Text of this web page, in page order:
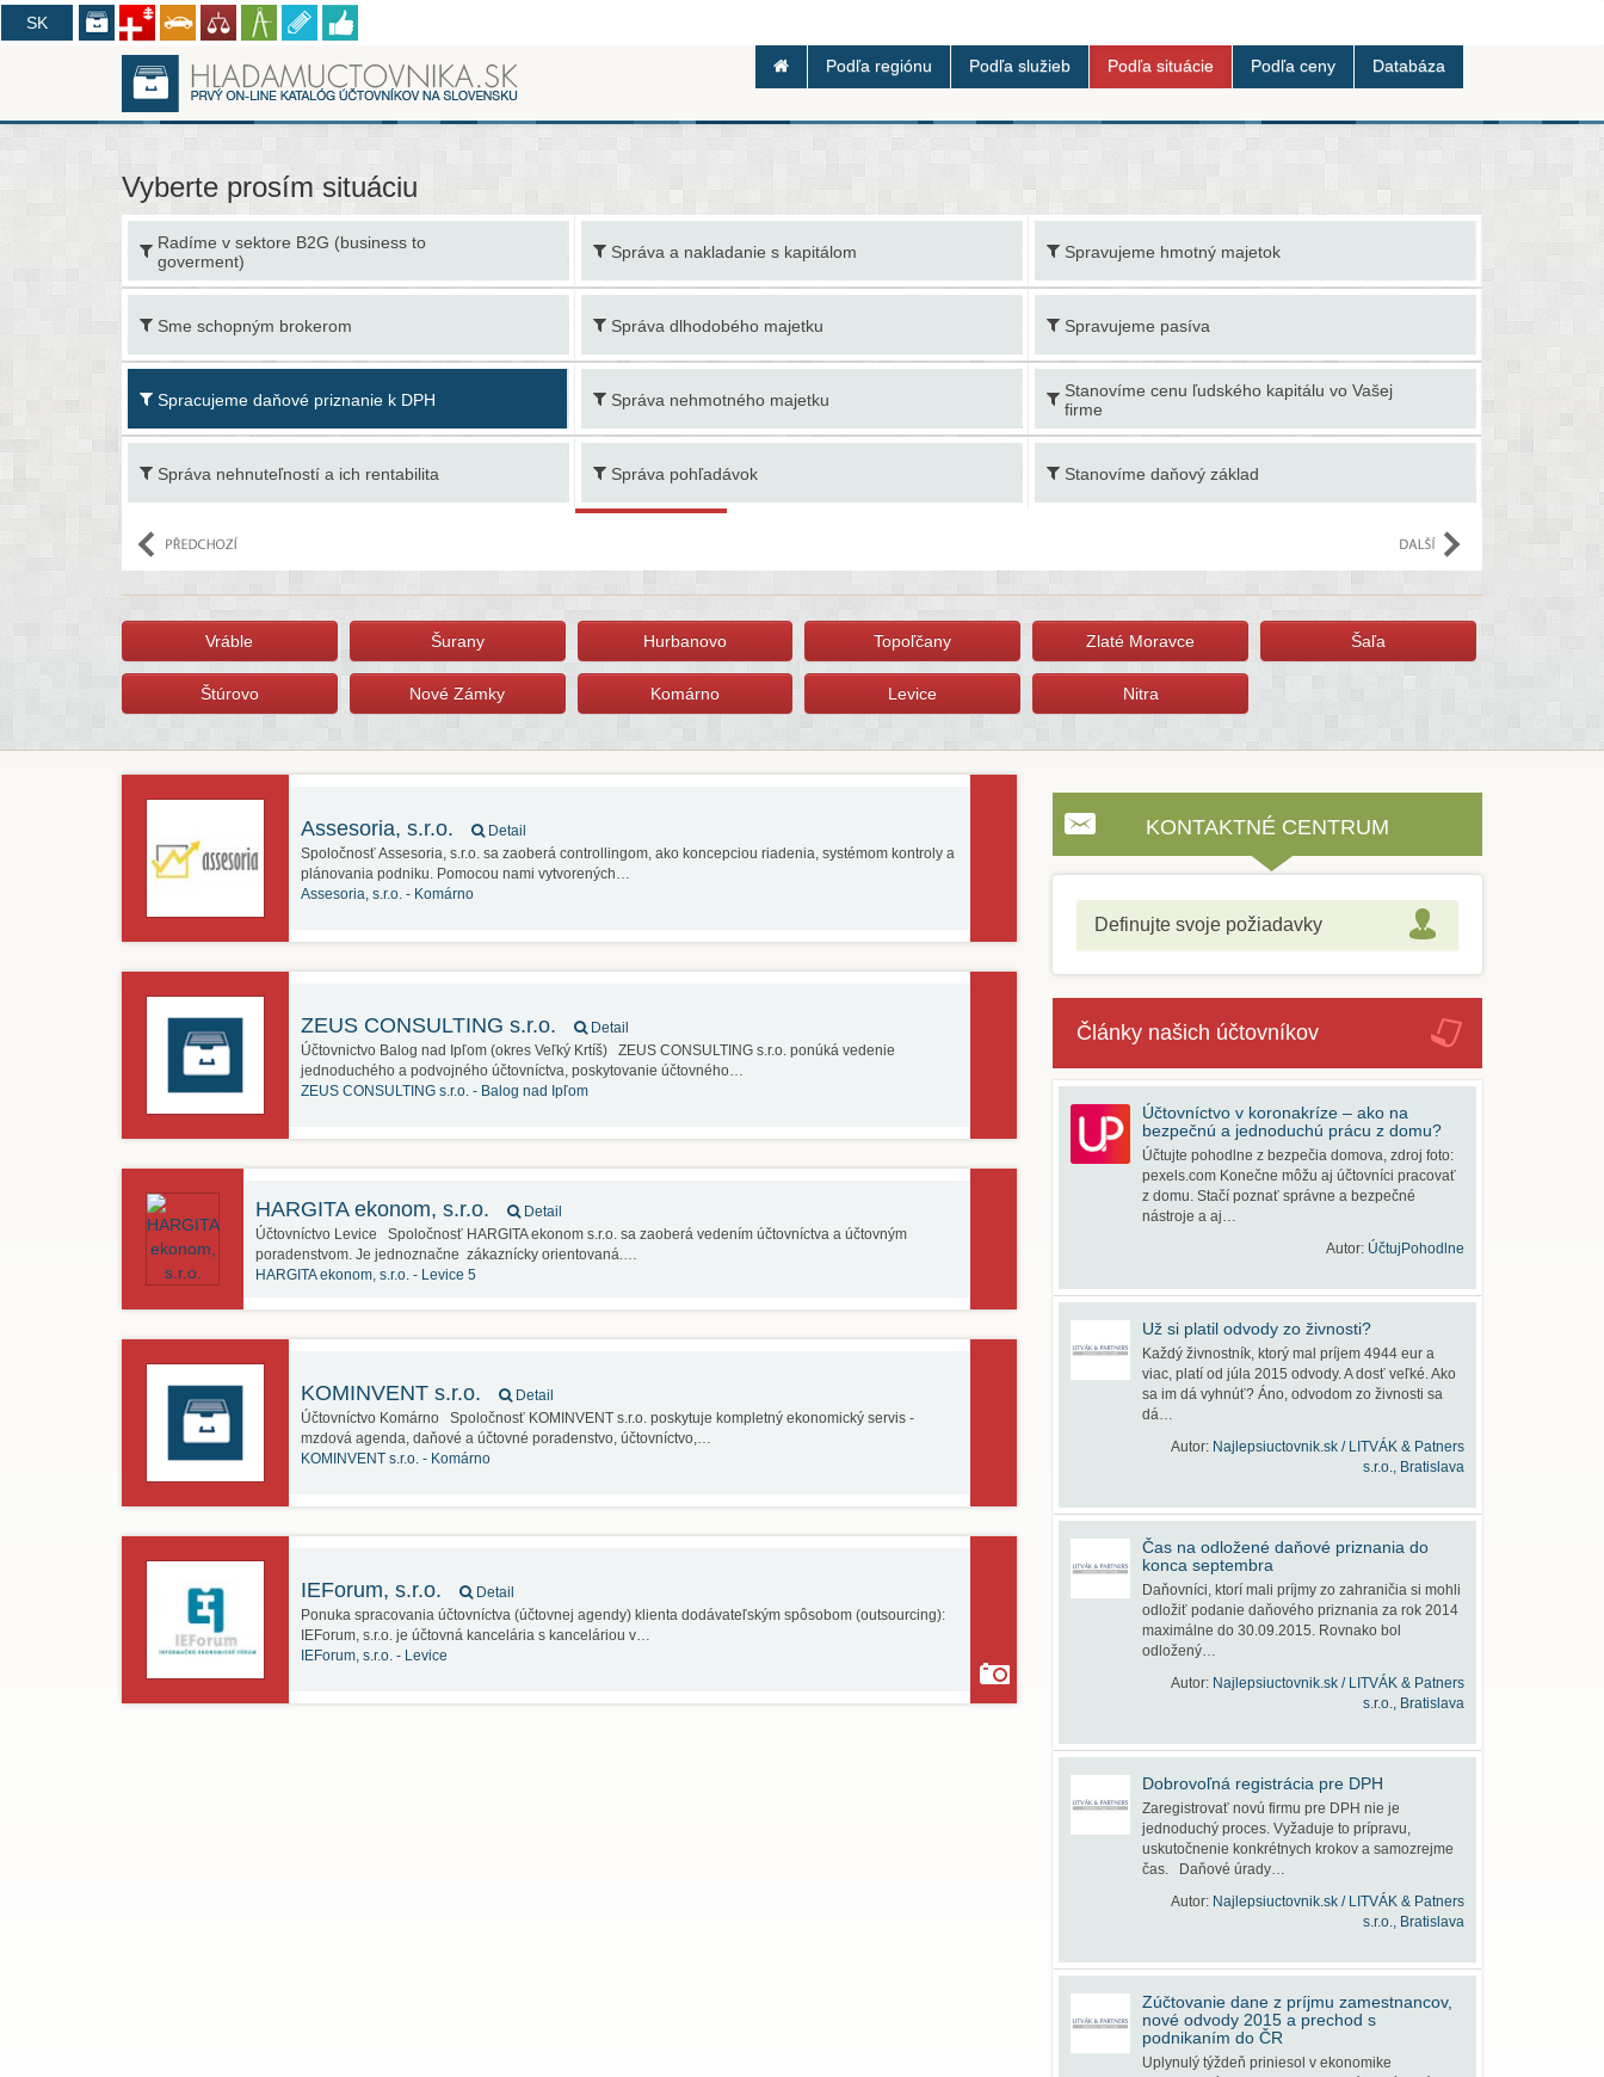
SK
CZ
Podľa regiónu Podľa služieb Podľa situácie Podľa ceny Databáza
Vyberte prosím situáciu
Radíme v sektore B2G (business to
goverment)
Sme schopným brokerom
Spracujeme daňové priznanie k DPH
Správa nehnuteľností a ich rentabilita
Správa a nakladanie s kapitálom
Správa dlhodobého majetku
Správa nehmotného majetku
Správa pohľadávok
Spravujeme hmotný majetok
Spravujeme pasíva
Stanovíme cenu ľudského kapitálu vo Vašej
firme
Stanovíme daňový základ
audítorom
Vráble Šurany Hurbanovo Topoľčany Zlaté Moravce Šaľa
Štúrovo Nové Zámky Komárno Levice Nitra
Assesoria, s.r.o.
Detail
Spoločnosť Assesoria, s.r.o. sa zaoberá controllingom, ako koncepciou riadenia, systémom kontroly a
plánovania podniku. Pomocou nami vytvorených…
Assesoria, s.r.o. - Komárno
ZEUS CONSULTING s.r.o.
Detail
Účtovnictvo Balog nad Ipľom (okres Veľký Krtíš) ZEUS CONSULTING s.r.o. ponúká vedenie
jednoduchého a podvojného účtovníctva, poskytovanie účtovného…
ZEUS CONSULTING s.r.o. - Balog nad Ipľom
HARGITA ekonom, s.r.o.
Detail
Účtovníctvo Levice Spoločnosť HARGITA ekonom s.r.o. sa zaoberá vedením účtovníctva a účtovným
poradenstvom. Je jednoznačne zákaznícky orientovaná.…
HARGITA ekonom, s.r.o. - Levice 5
KOMINVENT s.r.o.
Detail
Účtovníctvo Komárno Spoločnosť KOMINVENT s.r.o. poskytuje kompletný ekonomický servis -
mzdová agenda, daňové a účtovné poradenstvo, účtovníctvo,…
KOMINVENT s.r.o. - Komárno
IEForum, s.r.o.
Detail
Ponuka spracovania účtovníctva (účtovnej agendy) klienta dodávateľským spôsobom (outsourcing):
IEForum, s.r.o. je účtovná kancelária s kanceláriou v…
IEForum, s.r.o. - Levice
KONTAKTNÉ CENTRUM
Definujte svoje požiadavky
Články našich účtovníkov
Účtovníctvo v koronakríze – ako na
bezpečnú a jednoduchú prácu z domu?
Účtujte pohodlne z bezpečia domova, zdroj foto:
pexels.com Konečne môžu aj účtovníci pracovať
z domu. Stačí poznať správne a bezpečné
nástroje a aj…
Autor: ÚčtujPohodlne
Už si platil odvody zo živnosti?
Každý živnostník, ktorý mal príjem 4944 eur a
viac, platí od júla 2015 odvody. A dosť veľké. Ako
sa im dá vyhnúť? Áno, odvodom zo živnosti sa
dá…
Autor: Najlepsiuctovnik.sk / LITVÁK & Patners
s.r.o., Bratislava
Čas na odložené daňové priznania do
konca septembra
Daňovníci, ktorí mali príjmy zo zahraničia si mohli
odložiť podanie daňového priznania za rok 2014
maximálne do 30.09.2015. Rovnako bol
odložený…
Autor: Najlepsiuctovnik.sk / LITVÁK & Patners
s.r.o., Bratislava
Dobrovoľná registrácia pre DPH
Zaregistrovať novú firmu pre DPH nie je
jednoduchý proces. Vyžaduje to prípravu,
uskutočnenie konkrétnych krokov a samozrejme
čas. Daňové úrady…
Autor: Najlepsiuctovnik.sk / LITVÁK & Patners
s.r.o., Bratislava
Zúčtovanie dane z príjmu zamestnancov,
nové odvody 2015 a prechod s
podnikaním do ČR
Uplynulý týždeň priniesol v ekonomike